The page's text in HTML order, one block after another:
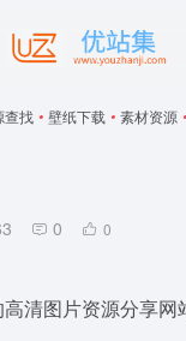
查找 • 壁纸下载 • 素材资源 •
0 0
清图片资源分享网